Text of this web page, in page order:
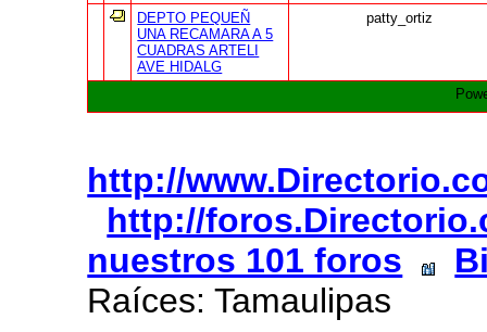
DEPTO PEQUEÑ
UNA RECAMARA A 5
CUADRAS ARTELI
AVE HIDALG
patty_ortiz
http://
http://
nuestros 101 foros
Raíces: Tamaulipas